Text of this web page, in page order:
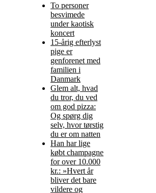
To personer
besvimede
under kaotisk
koncert
15-årig efterlyst
pige er
genforenet med
familien i
Danmark
Glem alt, hvad
du tror, du ved
om god pizza:
Og spørg dig
selv, hvor tørstig
du er om natten
Han har lige
købt champagne
for over 10.000
kr.: »Hvert år
bliver det bare
vildere og